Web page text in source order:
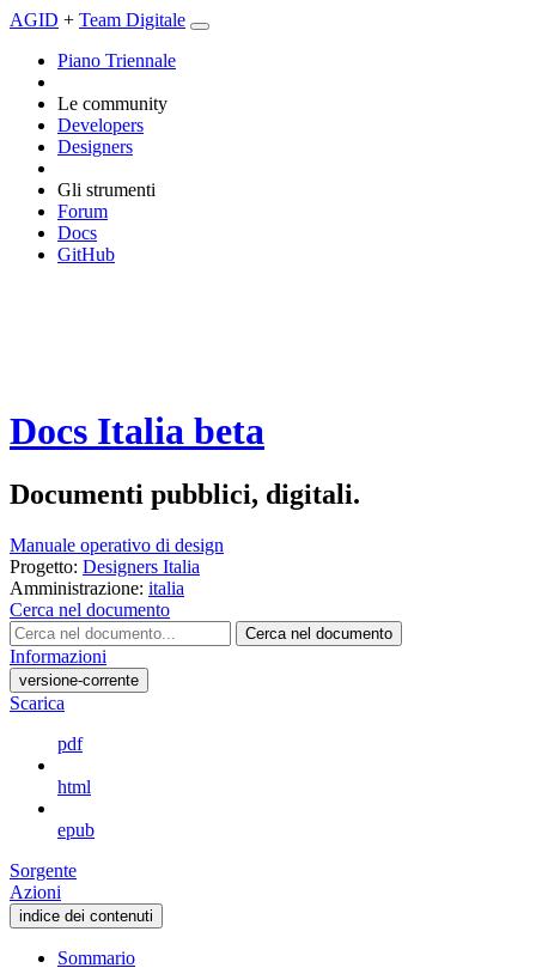
AGID + Team Digitale
Piano Triennale
Le community
Developers
Designers
Gli strumenti
Forum
Docs
GitHub
Docs Italia beta
Documenti pubblici, digitali.
Manuale operativo di design
Progetto: Designers Italia
Amministrazione: italia
Cerca nel documento
Cerca nel documento
Informazioni
versione-corrente
Scarica
pdf
html
epub
Sorgente
Azioni
indice dei contenuti
Sommario